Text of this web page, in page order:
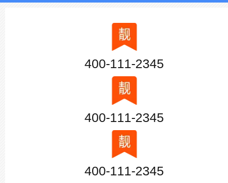
400-111-2345
400-111-2345
400-111-2345